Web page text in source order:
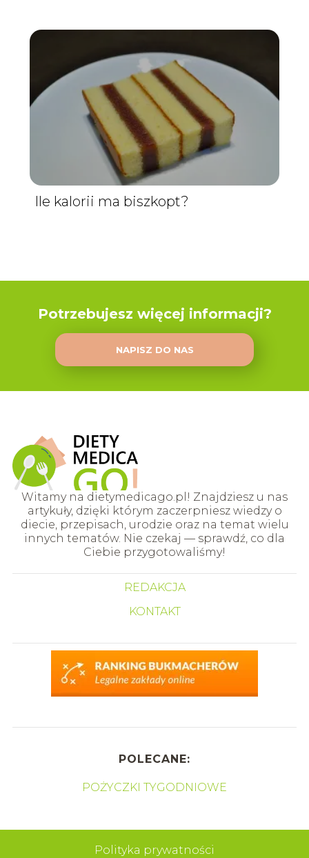
Ile kalorii ma biszkopt?
Potrzebujesz więcej informacji?
NAPISZ DO NAS
Witamy na dietymedicago.pl! Znajdziesz u nas
artykuły, dzięki którym zaczerpniesz wiedzy o
diecie, przepisach, urodzie oraz na temat wielu
innych tematów. Nie czekaj — sprawdź, co dla
Ciebie przygotowaliśmy!
REDAKCJA
KONTAKT
POLECANE:
POŻYCZKI TYGODNIOWE
Polityka prywatności